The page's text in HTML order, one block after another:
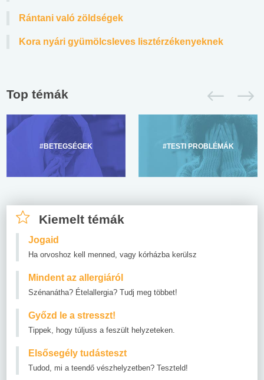
Rántani való zöldségek
Kora nyári gyümölcsleves lisztérzékenyeknek
Top témák
#BETEGSÉGEK #TESTI PROBLÉMÁK
Kiemelt témák
Jogaid
Ha orvoshoz kell menned, vagy kórházba kerülsz
Mindent az allergiáról
Szénanátha? Ételallergia? Tudj meg többet!
Győzd le a stresszt!
Tippek, hogy túljuss a feszült helyzeteken.
Elsősegély tudásteszt
Tudod, mi a teendő vészhelyzetben? Teszteld!